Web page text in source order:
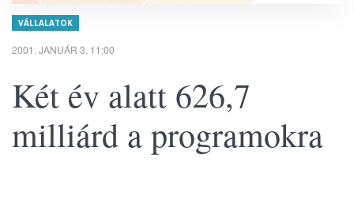
VÁLLALATOK
2001. JANUÁR 3. 11:00
Két év alatt 626,7
milliárd a programokra